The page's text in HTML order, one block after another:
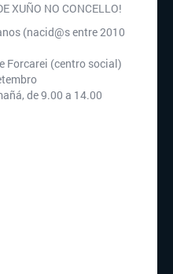
XUÑO NO CONCELLO!
(nacid@s entre 2010
Forcarei (centro social)
de 9.00 a 14.00